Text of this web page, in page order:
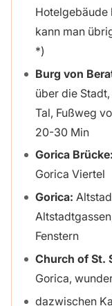
Hotelgebäude
kann man
)
Burg von
über die
Tal, Fußweg
20-30 Min
Gorica Brücke:
Gorica Viertel
Gorica:
Fenstern
Church of St.
Gorica,
dazwischen